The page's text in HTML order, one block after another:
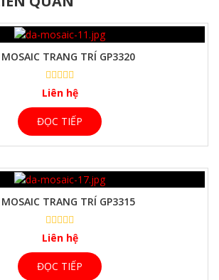
TRANG TRÍ GP3320
Liên hệ
ĐỌC TIẾP
TRANG TRÍ GP3315
Liên hệ
ĐỌC TIẾP